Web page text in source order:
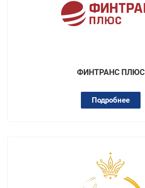
ФИНТРАНС ПЛЮС
Подробнее